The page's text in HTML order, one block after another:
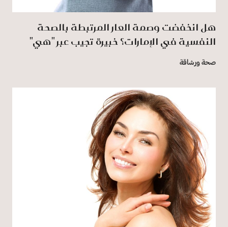
هل انخفضت وصمة العار المرتبطة بالصحة
النفسية في الإمارات؟ خبيرة تجيب عبر "هي"
صحة ورشاقة